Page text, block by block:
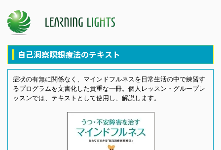
自己洞察瞑想療法のテキスト
症状の有無に関係なく、マインドフルネスを日常生活の中で練習す
るプログラムを文書化した貴重な一冊。個人レッスン・グループレ
ッスンでは、テキストとして使用し、解説します。